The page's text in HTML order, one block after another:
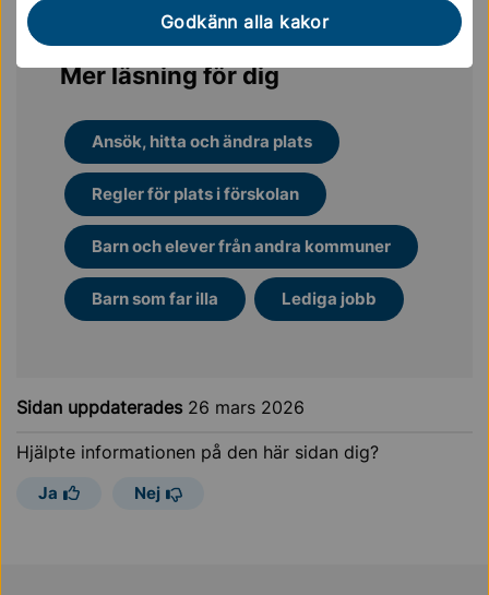
Godkänn alla kakor
Mer läsning för dig
Ansök, hitta och ändra plats
Regler för plats i förskolan
Barn och elever från andra kommuner
Barn som far illa Lediga jobb
Sidan uppdaterades 26 mars 2026
Hjälpte informationen på den här sidan dig?
Ja Nej